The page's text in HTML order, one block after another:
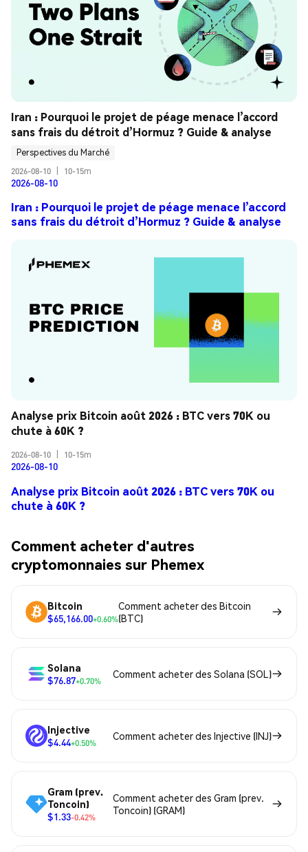
Iran : Pourquoi le projet de péage menace l’accord
sans frais du détroit d’Hormuz ? Guide & analyse
Perspectives du Marché
2026-08-10
10-15m
2026-08-10
Iran : Pourquoi le projet de péage menace l’accord
sans frais du détroit d’Hormuz ? Guide & analyse
Analyse prix Bitcoin août 2026 : BTC vers 70K ou
chute à 60K ?
2026-08-10 10-15m
2026-08-10
Analyse prix Bitcoin août 2026 : BTC vers 70K ou
chute à 60K ?
Comment acheter d'autres
cryptomonnaies sur Phemex
Bitcoin
$65,166.00+0.60%
Comment acheter des Bitcoin
(BTC)
Solana
$76.87+0.70%
Comment acheter des Solana (SOL)
Injective
$4.44+0.50%
Comment acheter des Injective (INJ)
Gram (prev.
Toncoin)
$1.33-0.42%
Comment acheter des Gram (prev.
Toncoin) (GRAM)